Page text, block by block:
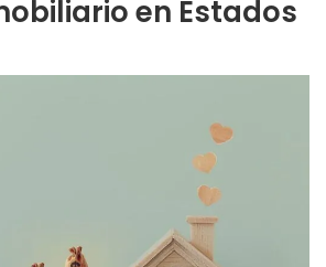
en Estados